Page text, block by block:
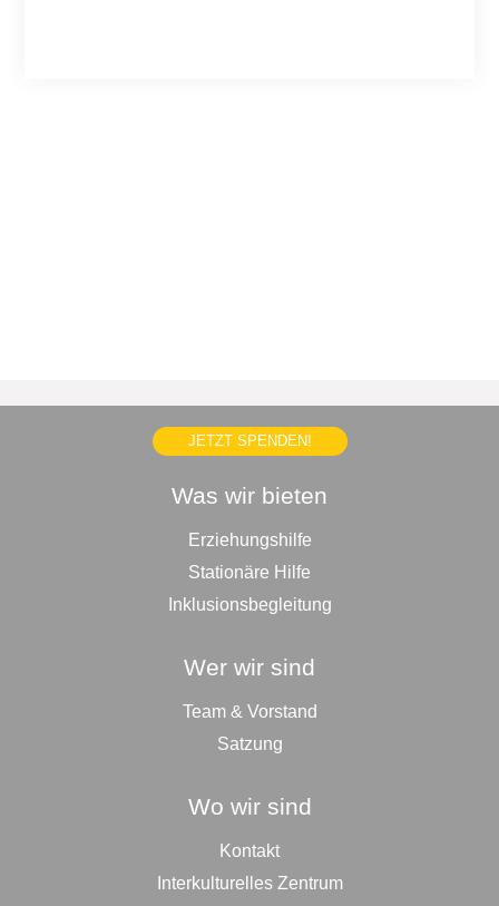
JETZT SPENDEN!
Was wir bieten
Erziehungshilfe
Stationäre Hilfe
Inklusionsbegleitung
Wer wir sind
Team & Vorstand
Satzung
Wo wir sind
Kontakt
Interkulturelles Zentrum